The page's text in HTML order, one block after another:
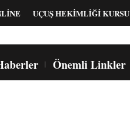
UÇUŞ HEKİMLİĞİ KURSU
Önemli Linkler